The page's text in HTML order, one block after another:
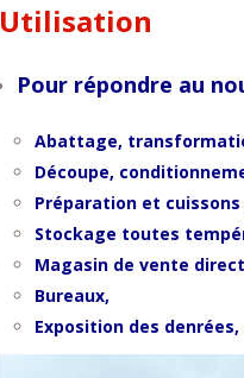
Utilisation
Pour répondre au
Abattage,
Découpe,
Préparation et cuissons
Stockage toutes
Magasin de vente
Bureaux,
Exposition des